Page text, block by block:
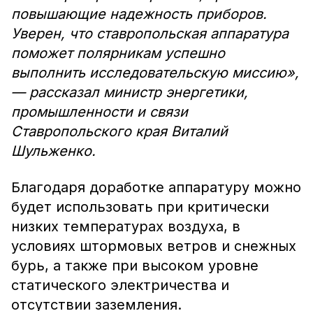
повышающие надежность приборов.
Уверен, что ставропольская аппаратура
поможет полярникам успешно
выполнить исследовательскую миссию»,
— рассказал министр энергетики,
промышленности и связи
Ставропольского края Виталий
Шульженко.
Благодаря доработке аппаратуру можно
будет использовать при критически
низких температурах воздуха, в
условиях штормовых ветров и снежных
бурь, а также при высоком уровне
статического электричества и
отсутствии заземления.